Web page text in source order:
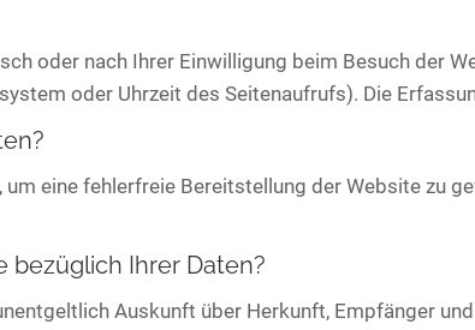
oder nach Ihrer Einwilligung beim Besuch der
oder Uhrzeit des Seitenaufrufs). Die
um eine fehlerfreie Bereitstellung der Website zu
bezüglich Ihrer Daten?
Auskunft über Herkunft, Empfänger